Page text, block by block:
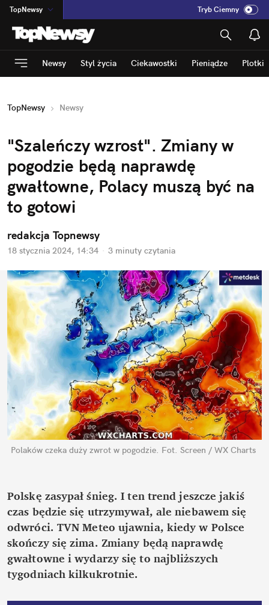
TopNewsy
na:Temat
INN:Poland
ASZ:dziennik
dad:HERO
Tryb Ciemny
Newsy Styl życia Ciekawostki Pieniądze Plotki
TopNewsy Newsy
"Szaleńczy wzrost". Zmiany w
pogodzie będą naprawdę
gwałtowne, Polacy muszą być na
to gotowi
redakcja Topnewsy
18 stycznia 2024, 14:34 · 3 minuty czytania
Polaków czeka duży zwrot w pogodzie. Fot. Screen / WX Charts
Polskę zasypał śnieg. I ten trend jeszcze jakiś
czas będzie się utrzymywał, ale niebawem się
odwróci. TVN Meteo ujawnia, kiedy w Polsce
skończy się zima. Zmiany będą naprawdę
gwałtowne i wydarzy się to najbliższych
tygodniach kilkukrotnie.